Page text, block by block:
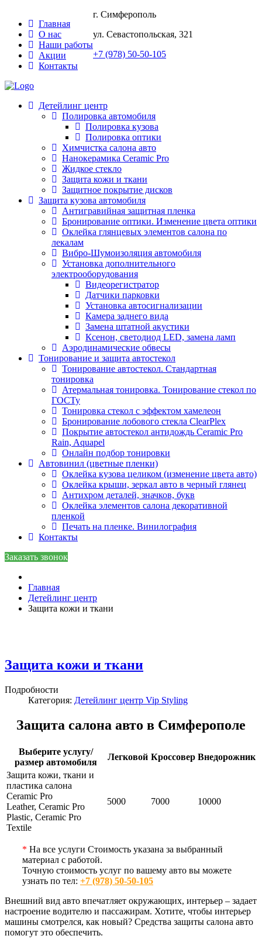
Главная
О нас
Наши работы
Акции
Контакты
г. Симферополь
ул. Севастопольская, 321
+7 (978) 50-50-105
Детейлинг центр
Полировка автомобиля
Полировка кузова
Полировка оптики
Химчистка салона авто
Нанокерамика Ceramic Pro
Жидкое стекло
Защита кожи и ткани
Защитное покрытие дисков
Защита кузова автомобиля
Антигравийная защитная пленка
Бронирование оптики. Изменение цвета оптики
Оклейка глянцевых элементов салона по
лекалам
Вибро-Шумоизоляция автомобиля
Установка дополнительного
электрооборудования
Видеорегистратор
Датчики парковки
Установка автосигнализации
Камера заднего вида
Замена штатной акустики
Ксенон, светодиод LED, замена ламп
Аэродинамические обвесы
Тонирование и защита автостекол
Тонирование автостекол. Стандартная
тонировка
Атермальная тонировка. Тонирование стекол по
ГОСТу
Тонировка стекол с эффектом хамелеон
Бронирование лобового стекла ClearPlex
Покрытие автостекол антидождь Ceramic Pro
Rain, Aquapel
Онлайн подбор тонировки
Автовинил (цветные пленки)
Оклейка кузова целиком (изменение цвета авто)
Оклейка крыши, зеркал авто в черный глянец
Антихром деталей, значков, букв
Оклейка элементов салона декоративной
пленкой
Печать на пленке. Винилография
Контакты
Заказать звонок
Главная
Детейлинг центр
Защита кожи и ткани
Защита кожи и ткани
Подробности
Категория: Детейлинг центр Vip Styling
Защита салона авто в Симферополе
Выберите услугу/
размер автомобиля
Легковой Кроссовер Внедорожник
Защита кожи, ткани и
пластика салона
Ceramic Pro
Leather, Ceramic Pro
Plastic, Ceramic Pro
Textile
5000 7000 10000
* На все услуги Стоимость указана за выбранный
материал с работой.
Точную стоимость услуг по вашему авто вы можете
узнать по тел: +7 (978) 50-50-105
Внешний вид авто впечатляет окружающих, интерьер – задает
настроение водителю и пассажирам. Хотите, чтобы интерьер
машины смотрелся, как новый? Средства защиты салона авто
помогут это обеспечить.